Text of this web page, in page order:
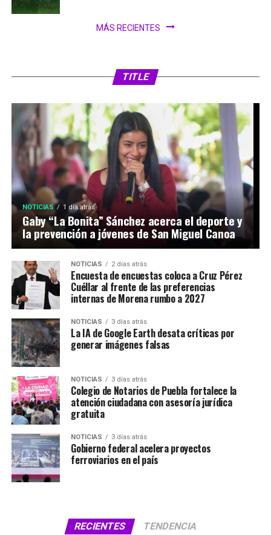
MÁS RECIENTES
TITLE
FIFA analiza ampliar el Mundial 2030 a 64
selecciones
NOTICIAS 1 día atrás
Gaby “La Bonita” Sánchez acerca el deporte y
la prevención a jóvenes de San Miguel Canoa
NOTICIAS 2 días atrás
Encuesta de encuestas coloca a Cruz Pérez
Cuéllar al frente de las preferencias
internas de Morena rumbo a 2027
NOTICIAS 3 días atrás
La IA de Google Earth desata críticas por
generar imágenes falsas
NOTICIAS 3 días atrás
Colegio de Notarios de Puebla fortalece la
atención ciudadana con asesoría jurídica
gratuita
NOTICIAS 3 días atrás
Gobierno federal acelera proyectos
ferroviarios en el país
RECIENTES TENDENCIA